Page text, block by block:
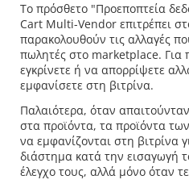
Το πρόσθετο "Προεποπτεία
Cart Multi-Vendor επιτρέπει
παρακολουθούν τις αλλαγές
πωλητές στο marketplace. Για
εγκρίνετε ή να απορρίψετε
εμφανίσετε στη βιτρίνα.
Παλαιότερα, όταν
στα προϊόντα, τα προϊόντα
να εμφανίζονται στη βιτρίνα
διάστημα κατά την εισαγωγή
έλεγχο τους, αλλά μόνο όταν